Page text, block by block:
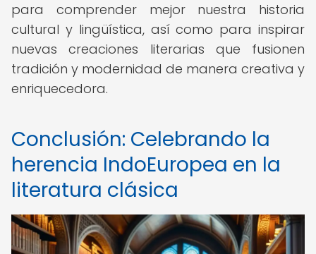
para comprender mejor nuestra historia
cultural y lingüística, así como para inspirar
nuevas creaciones literarias que fusionen
tradición y modernidad de manera creativa y
enriquecedora.
Conclusión: Celebrando la
herencia IndoEuropea en la
literatura clásica